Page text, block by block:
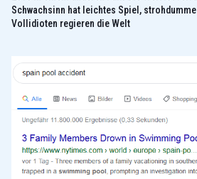
Schwachsinn hat leichtes Spiel,
Vollidioten regieren die Welt